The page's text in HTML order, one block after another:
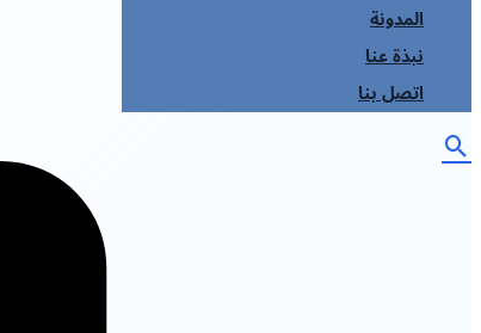
المدونة
نبذة عنا
اتصل بنا